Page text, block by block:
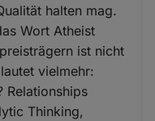
halten mag.
Wort Atheist
ist nicht
vielmehr:
Relationships
Thinking,